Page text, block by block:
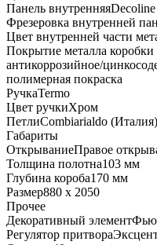
Панель внутренняя
Фрезеровка внутренней
Цвет внутренней части
Покрытие металла коробки
антикоррозийное/
полимерная покраска
РучкаTermo
Цвет ручкиХром
ПетлиCombiarialdo (Италия)
Габариты
ОткрываниеПравое
Толщина полотна103 мм
Глубина короба170 мм
Размер880 x 2050
Прочее
Декоративный элемент
Регулятор притвора